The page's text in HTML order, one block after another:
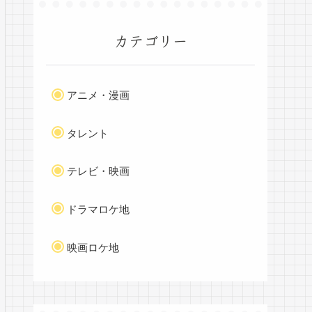
カテゴリー
アニメ・漫画
タレント
テレビ・映画
ドラマロケ地
映画ロケ地